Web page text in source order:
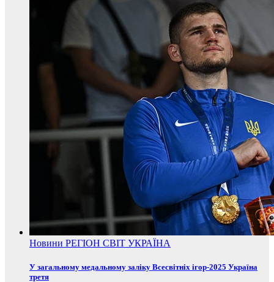
Новини РЕГІОН СВІТ УКРАЇНА
У загальному медальному заліку Всесвітніх ігор-2025 Україна
третя